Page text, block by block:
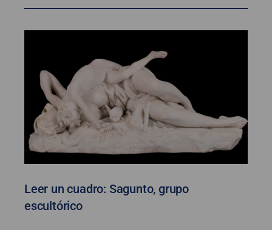
Leer un cuadro: Sagunto, grupo
escultórico